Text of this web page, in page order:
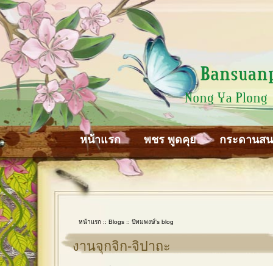
หน้าแรก พชร พูดคุย กระดานส
หน้าแรก :: Blogs :: ปัทมพงษ์'s blog
งานจุกจิก-จิปาถะ